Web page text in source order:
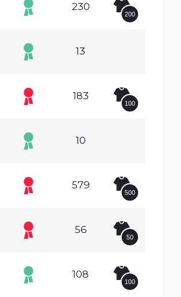
230
200
13
183
100
10
579
500
56
50
108
100